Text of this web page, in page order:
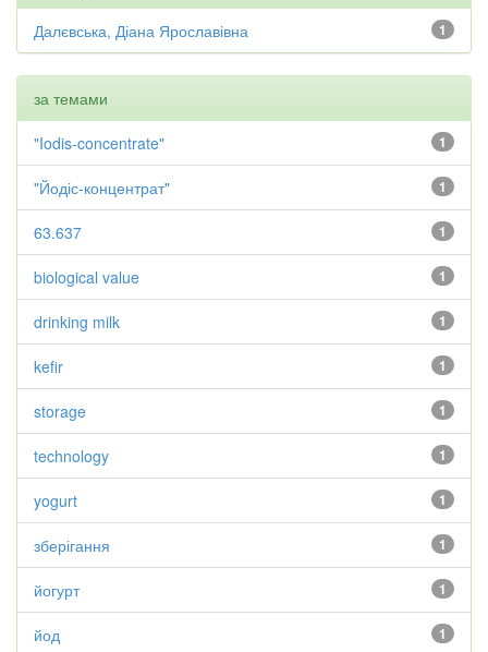
1
Далєвська, Діана Ярославівна
за темами
1
"Iodis-concentrate"
1
"Йодіс-концентрат"
1
63.637
1
biological value
1
drinking milk
1
kefir
1
storage
1
technology
1
yogurt
1
зберігання
1
йогурт
1
йод